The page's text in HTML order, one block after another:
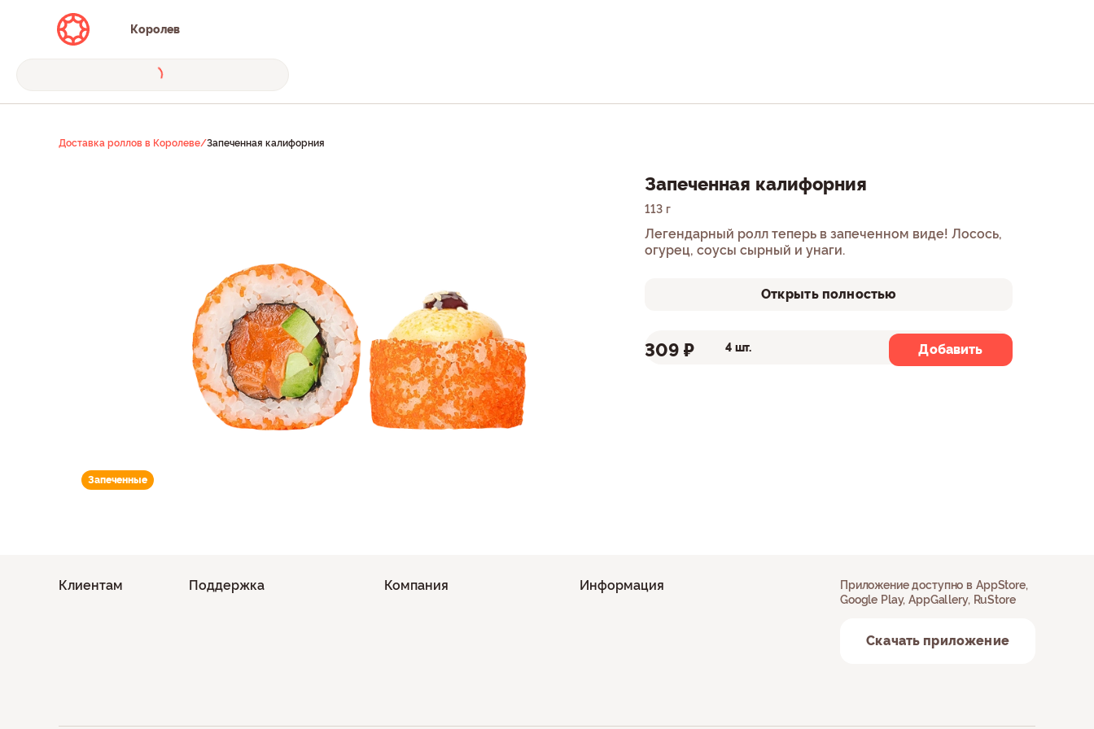
Королев
Доставка роллов в Королеве/Запеченная калифорния
Запеченные
Запеченная калифорния
113 г
Легендарный ролл теперь в запеченном виде! Лосось,
огурец, соусы сырный и унаги.
Открыть полностью
4 шт. 8 шт.
309 ₽ Добавить
Клиентам Поддержка Компания Информация
Приложение доступно в AppStore,
Google Play, AppGallery, RuStore
Скачать приложение